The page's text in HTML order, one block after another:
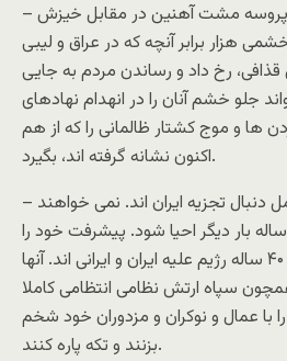
– هدف خامنه ای در اتخاذ پروسه مشت آهنین در مقابل خیزش
هزار برابر آنچه که در عراق و لیبی
رخ داد و رساندن مردم به جایی
جلو خشم آنان را در انهدام نهادهای
ها و موج کشتار ظالمانی را که از هم
اکنون نشانه گرفته اند، بگیرد.
– اعراب منطقه واقعا و در عمل دنبال تجزیه ایران اند. نمی خواهند
امپراطوری پارس ۲۵۰۰ ساله بار دیگر احیا شود. پیشرفت خود را
مدیون سیاست های ۴۰ ساله رژیم علیه ایران و ایرانی اند. آنها
سپاه ارتش نظامی انتظامی کاملا
را با عمال و نوکران و مزدوران خود شخم
بزنند و تکه پاره کنند.